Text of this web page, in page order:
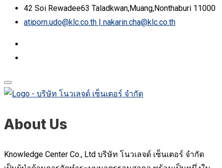
42 Soi Rewadee63 Taladkwan,Muang,Nonthaburi 11000
atiporn.udo@klc.co.th | nakarin.cha@klc.co.th
About Us
Knowledge Center Co., Ltd บริษัท โนวเลจด์ เซ็นเตอร์ จำกัด